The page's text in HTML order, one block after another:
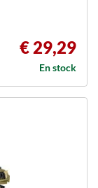
€ 29,29
En stock